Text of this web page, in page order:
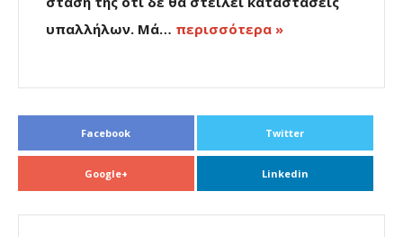
υπαλλήλων. Μά… περισσότερα »
Facebook Twitter
Google+ Linkedin